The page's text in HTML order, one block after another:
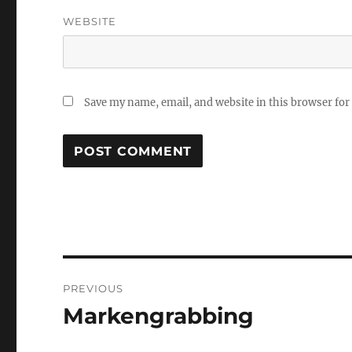
WEBSITE
Save my name, email, and website in this browser
navigation
PREVIOUS
Previous
Markengrabbing